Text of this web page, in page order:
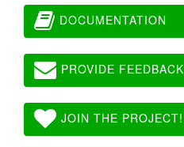
DOCUMENTATION
PROVIDE FEEDBACK
JOIN THE PROJECT!